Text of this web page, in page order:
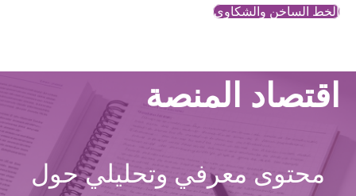
الخط الساخن والشكاوي
اقتصاد المنصة
محتوى معرفي وتحليلي حول